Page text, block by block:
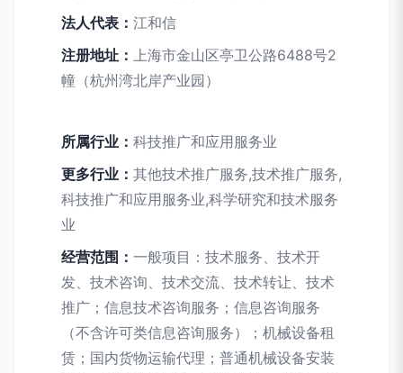
法人代表： 江和信
注册地址： 上海市金山区亭卫公路6488号2
幢（杭州湾北岸产业园）
所属行业： 科技推广和应用服务业
更多行业： 其他技术推广服务,技术推广服务,
科技推广和应用服务业,科学研究和技术服务
业
经营范围： 一般项目：技术服务、技术开
发、技术咨询、技术交流、技术转让、技术
推广；信息技术咨询服务；信息咨询服务
（不含许可类信息咨询服务）；机械设备租
赁；国内货物运输代理；普通机械设备安装